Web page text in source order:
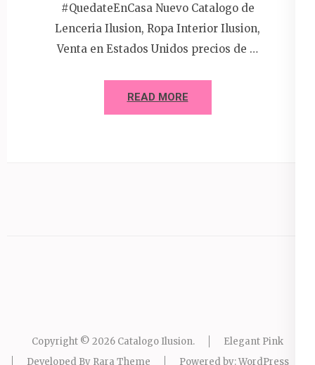
#QuedateEnCasa Nuevo Catalogo de
Lenceria Ilusion, Ropa Interior Ilusion,
Venta en Estados Unidos precios de …
READ MORE
Copyright © 2026 Catalogo Ilusion.
Elegant Pink
Developed By Rara Theme Powered by:WordPress